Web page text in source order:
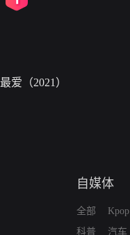
最爱（2021）
自媒体
全部
科普
Kpop
汽车